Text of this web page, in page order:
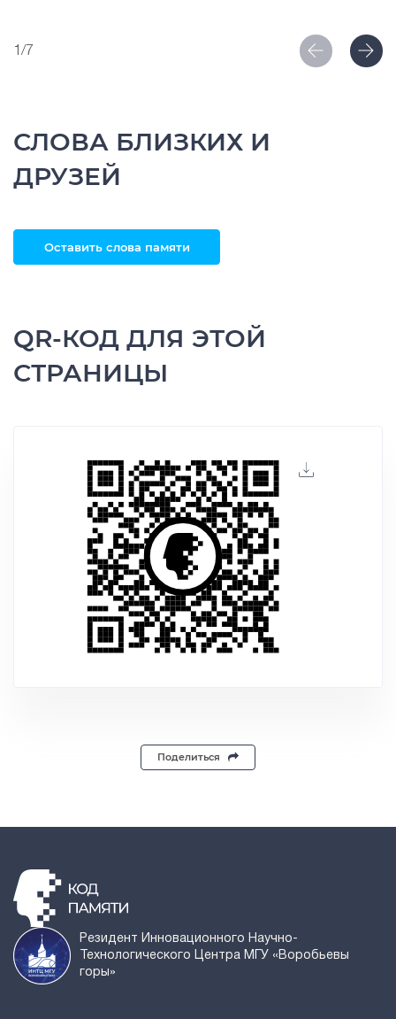
1/7
СЛОВА БЛИЗКИХ И
ДРУЗЕЙ
Оставить слова памяти
QR-КОД ДЛЯ ЭТОЙ
СТРАНИЦЫ
Поделиться
Резидент Инновационного Научно-
Технологического Центра МГУ «Воробьевы
горы»